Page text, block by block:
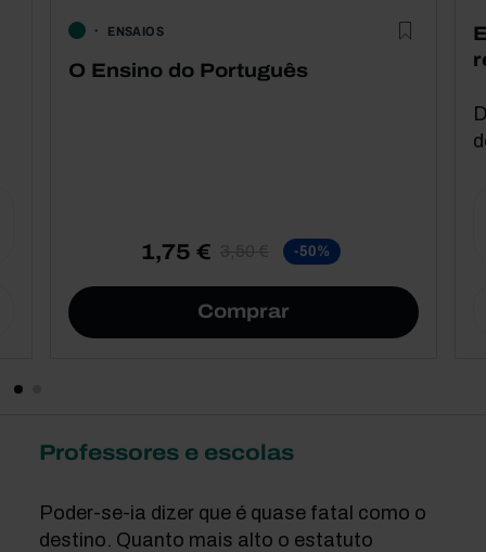
ENSAIOS
O Ensino do Português
1,75 € 3,50 € -50%
Comprar
Professores e escolas
Poder-se-ia dizer que é quase fatal como o
destino. Quanto mais alto o estatuto